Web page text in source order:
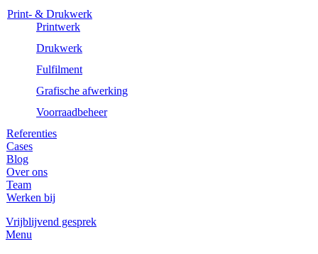
Print- & Drukwerk
Printwerk
Drukwerk
Fulfilment
Grafische afwerking
Voorraadbeheer
Referenties
Cases
Blog
Over ons
Team
Werken bij
Vrijblijvend gesprek
Menu